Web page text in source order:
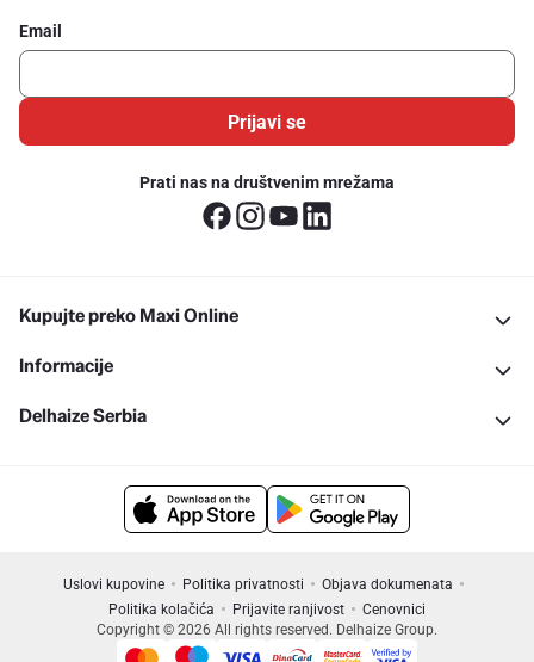
Email
Prijavi se
Prati nas na društvenim mrežama
Kupujte preko Maxi Online
Informacije
Delhaize Serbia
Uslovi kupovine Politika privatnosti
Objava dokumenata
Politika kolačića
Prijavite ranjivost
Cenovnici
Copyright © 2026 All rights reserved. Delhaize Group.